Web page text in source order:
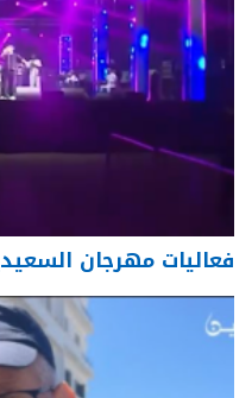
فعاليات مهرجان